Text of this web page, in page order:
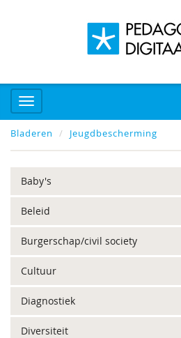
Bladeren Jeugdbescherming
Baby's
Beleid
Burgerschap/civil society
Cultuur
Diagnostiek
Diversiteit